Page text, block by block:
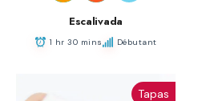
Escalivada
1 hr 30 mins Débutant
Tapas